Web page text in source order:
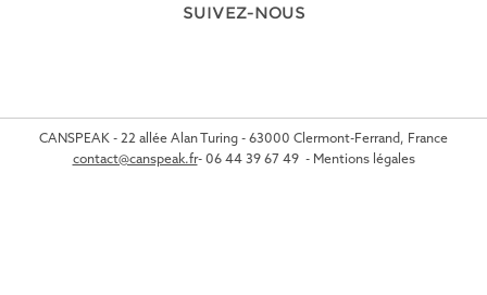
SUIVEZ-NOUS
CANSPEAK - 22 allée Alan Turing - 63000 Clermont-Ferrand, France
contact@canspeak.fr-06 44 39 67 49- Mentions légales